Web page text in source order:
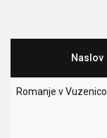
Naslov
Romanje v Vuzenico